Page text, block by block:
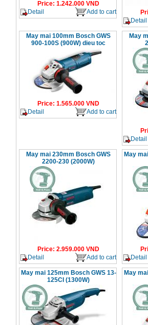
Price: 1.242.000 VND
Detail
Add to cart
Detail
May mai 100mm Bosch GWS
900-100S (900W) dieu toc
Price: 1.565.000 VND
Detail
Add to cart
May
Detail
May mai 230mm Bosch GWS
2200-230 (2000W)
Price: 2.959.000 VND
Detail
Add to cart
May
Detail
May mai 125mm Bosch GWS 13-
125CI (1300W)
May